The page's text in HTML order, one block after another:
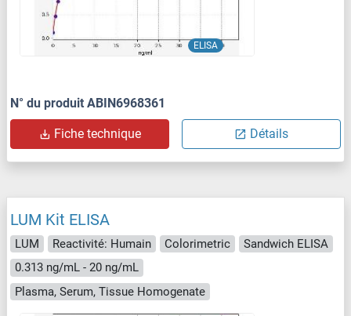
ELISA
N° du produit ABIN6968361
Fiche technique Détails
LUM Kit ELISA
LUM Reactivité: Humain Colorimetric
Sandwich ELISA
0.313 ng/mL - 20 ng/mL
Plasma, Serum, Tissue Homogenate